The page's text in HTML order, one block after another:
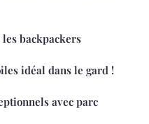
backpackers
idéal dans le gard !
avec parc